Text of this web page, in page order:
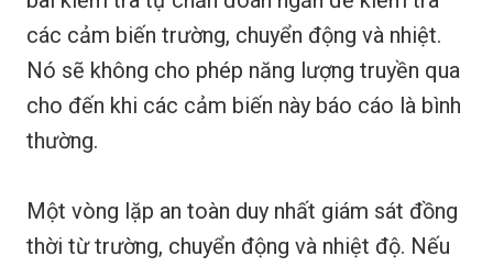
các cảm biến trường, chuyển động và nhiệt.
Nó sẽ không cho phép năng lượng truyền qua
cho đến khi các cảm biến này báo cáo là bình
thường.
Một vòng lặp an toàn duy nhất giám sát đồng
thời từ trường, chuyển động và nhiệt độ. Nếu